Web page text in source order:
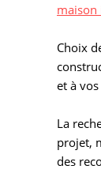
Choix
et à
La
projet,
des